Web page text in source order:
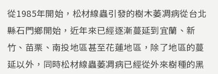
從1985年開始，松材線蟲引發的樹木萎凋病從台北
縣石門鄉開始，近年來已經逐漸蔓延到宜蘭、新
竹、苗栗、南投地區甚至花蓮地區，除了地區的蔓
延以外，同時松材線蟲萎凋病已經從外來樹種的黑